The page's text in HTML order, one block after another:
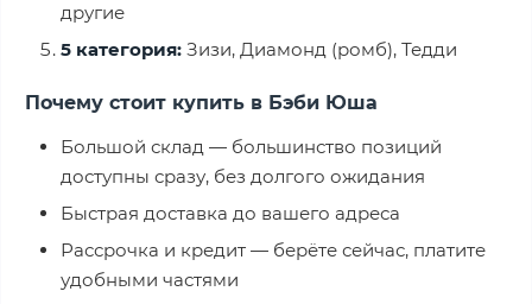
другие
5 категория: Зизи, Диамонд (ромб), Тедди
Почему стоит купить в Бэби Юша
Большой склад — большинство позиций
доступны сразу, без долгого ожидания
Быстрая доставка до вашего адреса
Рассрочка и кредит — берёте сейчас, платите
удобными частями